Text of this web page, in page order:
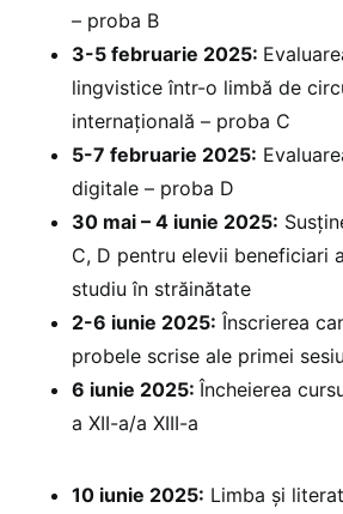
– proba B
3-5 februarie 2025: ⁠
lingvistice într-o limbă de
internațională – proba C
5-7 februarie 2025:
digitale – proba D
30 mai – 4 iunie 2025:
C, D pentru elevii beneficiari
studiu în străinătate
2-6 iunie 2025: Înscrierea
probele scrise ale primei
6 iunie 2025: Încheierea
a XII-a/a XIII-a
10 iunie 2025: Limba și